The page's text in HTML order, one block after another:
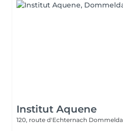
Institut Aquene
120, route d'Echternach